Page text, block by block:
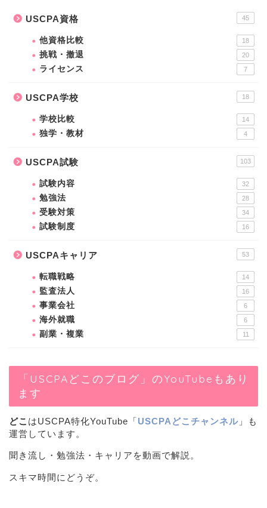
USCPA資格 45
他資格比較 18
挑戦・撤退 20
ライセンス 7
USCPA学校 18
学校比較 14
独学・教材 4
USCPA試験 103
試験内容 32
勉強法 28
受験対策 34
試験制度 16
USCPAキャリア 53
転職戦略 14
監査法人 16
事業会社 6
海外就職 6
副業・複業 11
「USCPAどこのブログ」のYouTubeもあり
ます
どこ はUSCPA特化YouTube「USCPAどこチャンネル 」も
運営しています。
聞き流し・勉強法・キャリアを動画で解説。
スキマ時間にどうぞ。